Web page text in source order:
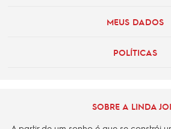
MEUS DADOS
POLÍTICAS
SOBRE A LINDA